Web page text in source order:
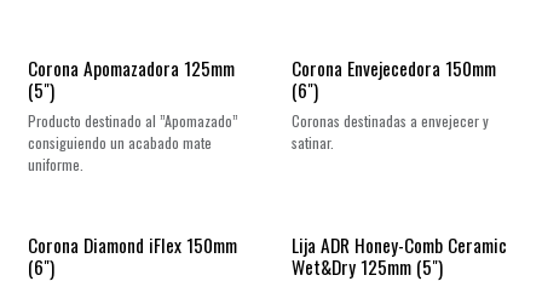
Corona Apomazadora 125mm
(5")
Producto destinado al ”Apomazado”
consiguiendo un acabado mate
uniforme.
Corona Envejecedora 150mm
(6")
Coronas destinadas a envejecer y
satinar.
Corona Diamond iFlex 150mm
(6")
Lija ADR Honey-Comb Ceramic
Wet&Dry 125mm (5")